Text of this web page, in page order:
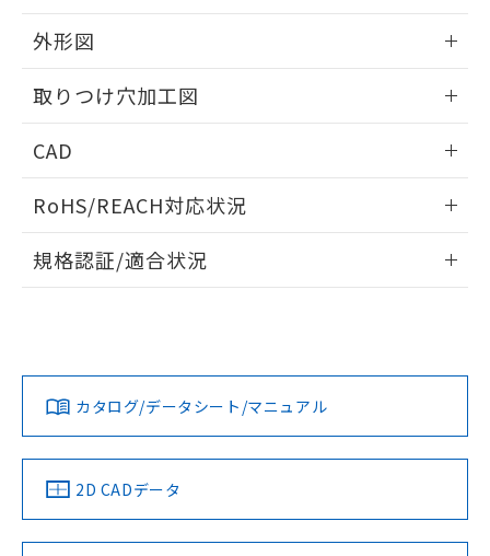
外形図
取りつけ穴加工図
CAD
ドすることができます。
ログイン/会員登録
ダウンロードデータをご利用いただく前に、以下を必ずお読
みください。
ソフトウェアの使用条件
RoHS/REACH対応状況
EU RoHS 注意事項・凡例
対応済み
中国 RoHS 注意事項・凡例
規格認証/適合状況
カタログ/データシート/マニュアル
2D CADデータ
品・サービスに関するお客様との取
をご了承ください。
※当社の共同利用者とは、
下記の非含有証明書をダウンロードするこ
とができます。
EU RoHS指令（10物質）の非含有証明書
51物質の非含有証明書（当社基準）
※本証明書は発行日時点で非含有を証明す
ものではありません。
また、RoHS指令のフタル酸エステル類４
物質の対応では、対応完了までの期間は出
欄に対応日を記載しておりました。
既に当社にて対応品への在庫切替を完了